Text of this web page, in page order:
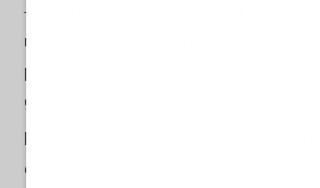
- e per una semplice ragione.
ultimamente si sta dimostrando
peggiore di giorno in giorno, direi, degli
giustamente castigato.
e i primi giorni del secondo, si è pensato